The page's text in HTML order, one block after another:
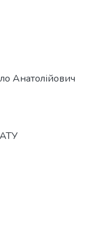
Анатолійович